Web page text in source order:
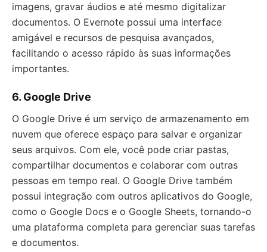
imagens, gravar áudios e até mesmo digitalizar
documentos. O Evernote possui uma interface
amigável e recursos de pesquisa avançados,
facilitando o acesso rápido às suas informações
importantes.
6. Google Drive
O Google Drive é um serviço de armazenamento em
nuvem que oferece espaço para salvar e organizar
seus arquivos. Com ele, você pode criar pastas,
compartilhar documentos e colaborar com outras
pessoas em tempo real. O Google Drive também
possui integração com outros aplicativos do Google,
como o Google Docs e o Google Sheets, tornando-o
uma plataforma completa para gerenciar suas tarefas
e documentos.